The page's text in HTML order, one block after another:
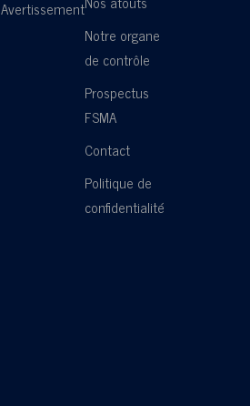
Avertissement
Notre organe
de contrôle
Prospectus
FSMA
Contact
Politique de
confidentialité